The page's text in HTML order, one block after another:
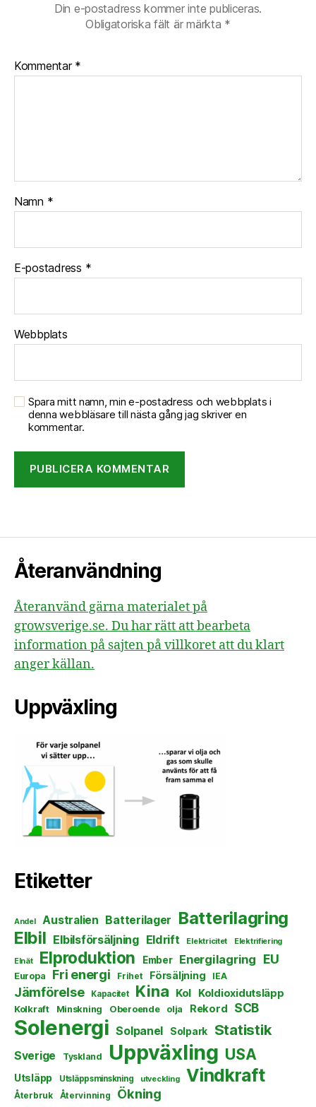
Din e-postadress kommer inte publiceras.
Obligatoriska fält är märkta *
Kommentar *
Namn *
E-postadress *
Webbplats
Spara mitt namn, min e-postadress och webbplats i
denna webbläsare till nästa gång jag skriver en
kommentar.
Återanvändning
Återanvänd gärna materialet på
growsverige.se. Du har rätt att bearbeta
information på sajten på villkoret att du klart
anger källan.
Uppväxling
Etiketter
Andel Australien Batterilager Batterilagring
Elbil Elbilsförsäljning Eldrift Elektricitet Elektrifiering
Elnät Elproduktion Ember Energilagring EU
Europa Fri energi Frihet Försäljning IEA
Jämförelse Kapacitet Kina Kol Koldioxidutsläpp
Kolkraft Minskning Oberoende olja Rekord SCB
Solenergi Solpanel Solpark Statistik
Sverige Tyskland Uppväxling USA
Utsläpp Utsläppsminskning utveckling Vindkraft
Återbruk Återvinning Ökning